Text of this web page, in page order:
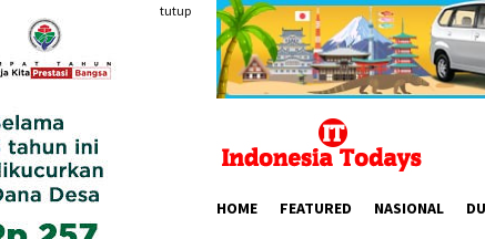
konten
tutup
HOME FEATURED NASIONAL